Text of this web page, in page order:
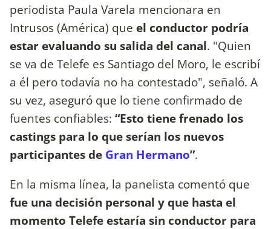
periodista Paula Varela mencionara en
Intrusos (América) que el conductor podría
estar evaluando su salida del canal. "Quien
se va de Telefe es Santiago del Moro, le escribí
a él pero todavía no ha contestado", señaló. A
su vez, aseguró que lo tiene confirmado de
fuentes confiables: “Esto tiene frenado los
castings para lo que serían los nuevos
participantes de Gran Hermano”.
En la misma línea, la panelista comentó que
fue una decisión personal y que hasta el
momento Telefe estaría sin conductor para